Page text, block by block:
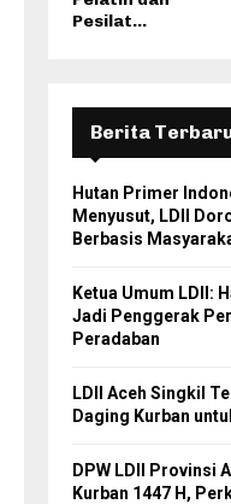
Pesilat...
Berita
Hutan Primer
Menyusut, LDII
Berbasis
Ketua Umum LDII:
Jadi Penggerak
Peradaban
LDII Aceh Singkil
Daging Kurban
DPW LDII Provinsi
Kurban 1447 H,